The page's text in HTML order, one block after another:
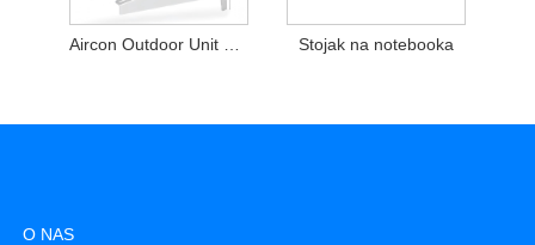
Aircon Outdoor Unit Bracket Stojak na notebooka
O NAS